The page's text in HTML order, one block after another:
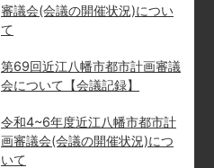
審議会(会議の開催状況)につい
て
第69回近江八幡市都市計画審議
会について【会議記録】
令和4~6年度近江八幡市都市計
画審議会(会議の開催状況)につ
いて